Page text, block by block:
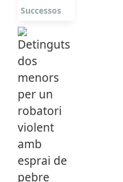
Successos